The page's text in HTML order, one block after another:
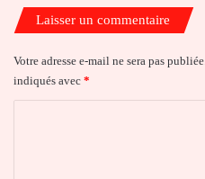
Laisser un commentaire
Votre adresse e-mail ne sera pas publiée.
indiqués avec *